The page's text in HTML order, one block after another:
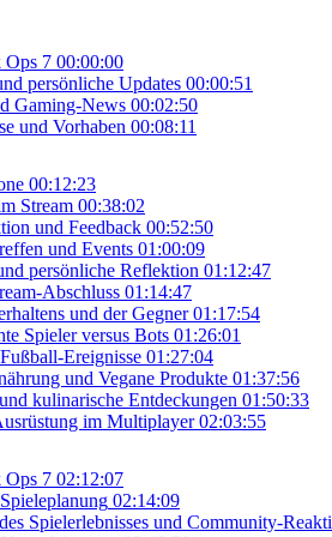
7 00:00:00
persönliche Updates 00:00:51
Gaming-News 00:02:50
und Vorhaben 00:08:11
00:12:23
Stream 00:38:02
und Feedback 00:52:50
und Events 01:00:09
persönliche Reflektion 01:12:47
Abschluss 01:14:47
und der Gegner 01:17:54
Spieler versus Bots 01:26:01
Ereignisse 01:27:04
und Vegane Produkte 01:37:56
kulinarische Entdeckungen 01:50:33
im Multiplayer 02:03:55
7 02:12:07
02:14:09
Spielerlebnisses und Community-